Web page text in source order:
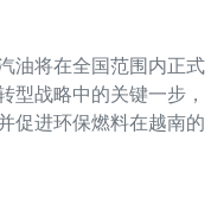
油将在全国范围内正式
型战略中的关键一步，
促进环保燃料在越南的